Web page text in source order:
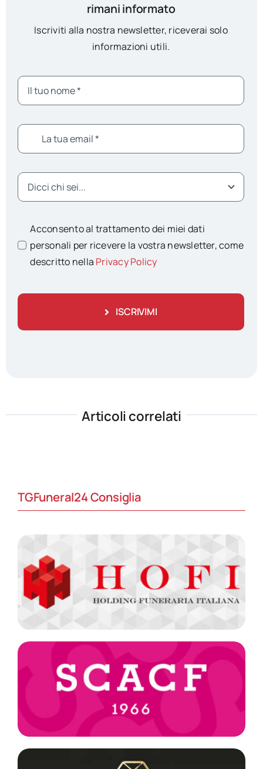
rimani informato
Iscriviti alla nostra newsletter, riceverai solo
informazioni utili.
Acconsento al trattamento dei miei dati
personali per ricevere la vostra newsletter, come
descritto nella Privacy Policy
ISCRIVIMI
Articoli correlati
TGFuneral24 Consiglia